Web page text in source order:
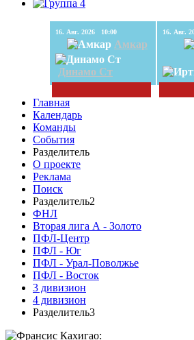
16. Авг. 2026 10:00
Амкар
Динамо Ст
Главная
Календарь
Команды
События
Разделитель
О проекте
Реклама
Поиск
Разделитель2
ФНЛ
Вторая лига А - Золото
ПФЛ-Центр
ПФЛ - Юг
ПФЛ - Урал-Поволжье
ПФЛ - Восток
3 дивизион
4 дивизион
Разделитель3